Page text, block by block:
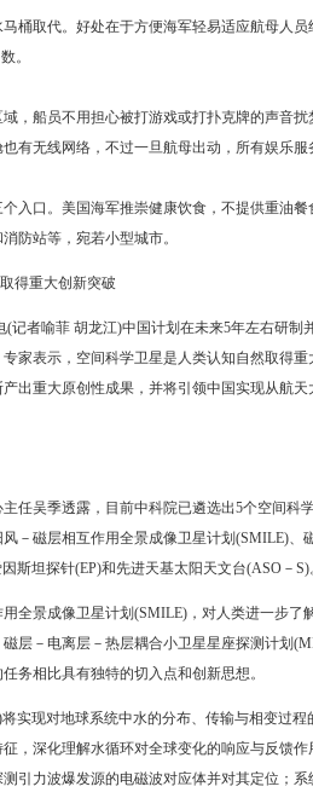
桶取代。好处在于方便海军轻易适应航母人
。
，船员不用担心被打游戏或打扑克牌的声音
有无线网络，不过一旦航母出动，所有娱乐服
入口。美国海军推崇健康饮食，不提供重油
防站等，宛若小型城市。
得重大创新突破
(记者喻菲 胡龙江)中国计划在未来5年左右研
家表示，空间科学卫星是人类认知自然取得
出重大原创性成果，并将引领中国实现从航
任吴季透露，目前中科院已遴选出5个空间科
－磁层相互作用全景成像卫星计划(SMILE)
斯坦探针(EP)和先进天基太阳天文台(ASO－S)
全景成像卫星计划(SMILE)，对人类进一步了
层－电离层－热层耦合小卫星星座探测计划
务相比具有独特的切入点和创新思想。
实现对地球系统中水的分布、传输与相变过
，深化理解水循环对全球变化的响应与反馈
引力波爆发源的电磁波对应体并对其定位；